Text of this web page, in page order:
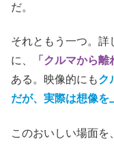
だ。
それともう一つ。詳
に、
「クルマから離
ある。映像的にもク
だが、実際は想像を
このおいしい場面を